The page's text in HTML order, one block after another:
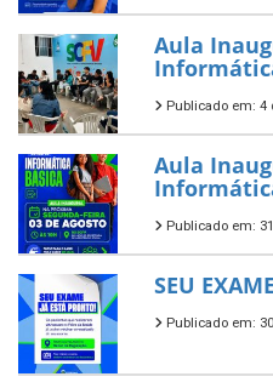
Aula
Publicado em: 4
Aula
Publicado em:
SEU
Publicado em: